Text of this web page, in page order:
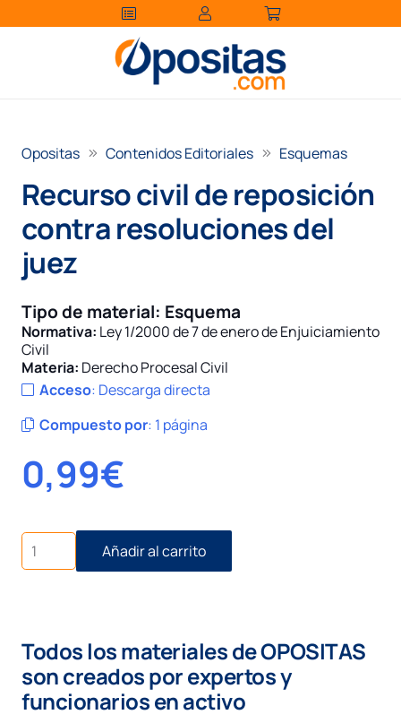
Opositas Contenidos Editoriales Esquemas
Recurso civil de reposición
contra resoluciones del
juez
Tipo de material: Esquema
Normativa: Ley 1/2000 de 7 de enero de Enjuiciamiento
Civil
Materia: Derecho Procesal Civil
Acceso: Descarga directa
Compuesto por: 1 página
0,99€
Recurso
civil
de
del
juez
cantidad
Añadir al carrito
Todos los materiales de OPOSITAS
son creados por expertos y
funcionarios en activo